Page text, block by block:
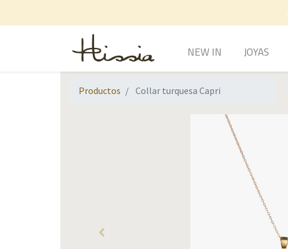
NEW IN JOYAS
Productos Collar turquesa Capri